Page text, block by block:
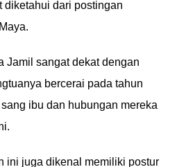
diketahui dari postingan
Jamil sangat dekat dengan
bercerai pada tahun
ibu dan hubungan mereka
ini juga dikenal memiliki postur